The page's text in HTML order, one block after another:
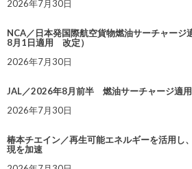
2026年7月30日
NCA／日本発国際航空貨物燃油サーチャー
8月1日適用 改定）
2026年7月30日
JAL／2026年8月前半 燃油サーチャージ適
2026年7月30日
椿本チエイン／再生可能エネルギーを活用し
現を加速